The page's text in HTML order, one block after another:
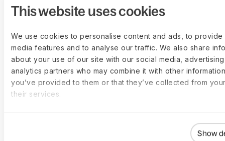
This website uses cookies
We use cookies to personalise content and ads, to provide
media features and to analyse our traffic. We also share
about your use of our site with our social media,
analytics partners who may combine it with other
you’ve provided to them or that they’ve collected from
their services.
Show